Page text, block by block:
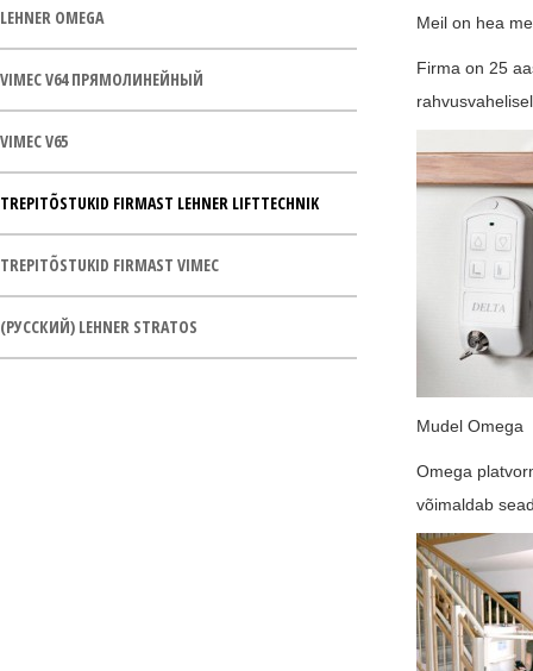
LEHNER OMEGA
VIMEC V64 ПРЯМОЛИНЕЙНЫЙ
VIMEC V65
TREPITÕSTUKID FIRMAST LEHNER LIFTTECHNIK
TREPITÕSTUKID FIRMAST VIMEC
(РУССКИЙ) LEHNER STRATOS
Meil on hea
Firma on 25
Mudel Omega
Omega
võimaldab